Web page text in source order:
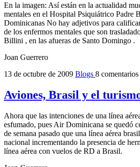
En la imagen: Así están en la actualidad
mentales en el Hospital Psiquiátrico Padre
Dominicanas No hay adjetivos para
de los enfermos mentales que son
Billini , en las afueras de Santo Domingo .
Joan Guerrero
13 de octubre de 2009 Blogs 8 comentarios
Aviones, Brasil y el
Ahora que las intenciones de una línea
esfumado, pues Air Dominicana se quedó
de semana pasado que una línea aérea
nacional incrementando la presencia de
línea aérea con vuelos de RD a Brasil.